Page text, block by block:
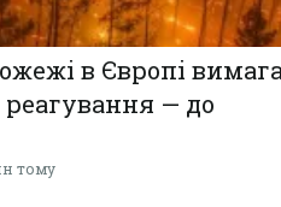
в Європі
реагування — до
тому